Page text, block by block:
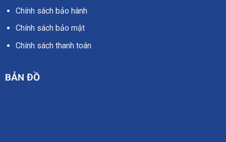
Chính sách bảo hành
Chính sách bảo mật
Chính sách thanh toán
BẢN ĐỒ